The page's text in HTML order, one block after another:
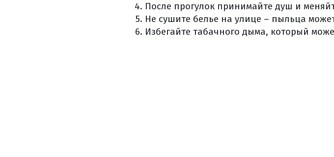
После прогулок принимайте душ и
Не сушите белье на улице – пыльца
Избегайте табачного дыма, который